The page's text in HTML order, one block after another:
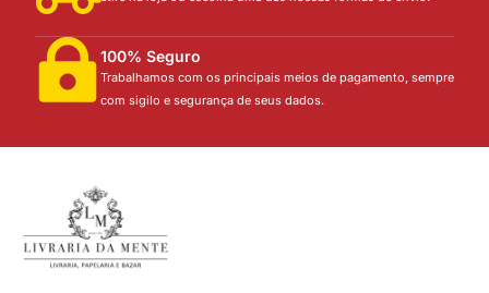
100% Seguro
Trabalhamos com os principais meios de pagamento, sempre
com sigilo e segurança de seus dados.